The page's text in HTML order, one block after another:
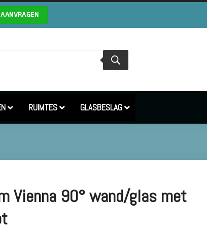
RUIMTES GLASBESLAG
Vienna 90° wand/glas met